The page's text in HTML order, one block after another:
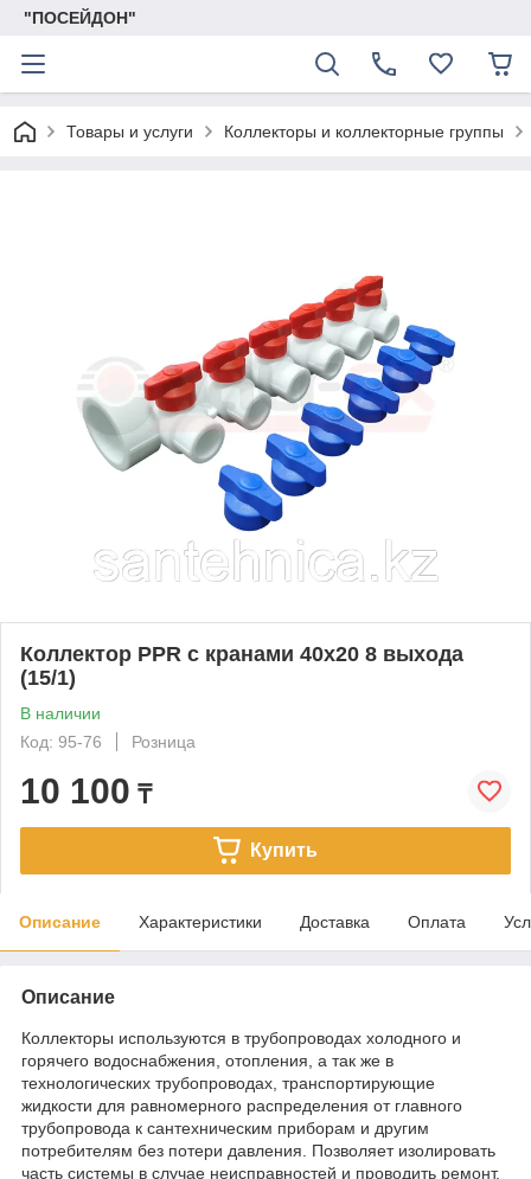
"ПОСЕЙДОН"
Товары и услуги Коллекторы и коллекторные группы
Коллектор PPR с кранами 40х20 8 выхода
(15/1)
В наличии
Код: 95-76
Розница
10 100 ₸
Купить
Описание Характеристики Доставка Оплата
Описание
Коллекторы используются в трубопроводах холодного и
горячего водоснабжения, отопления, а так же в
технологических трубопроводах, транспортирующие
жидкости для равномерного распределения от главного
трубопровода к сантехническим приборам и другим
потребителям без потери давления. Позволяет изолировать
часть системы в случае неисправностей и проводить ремонт,